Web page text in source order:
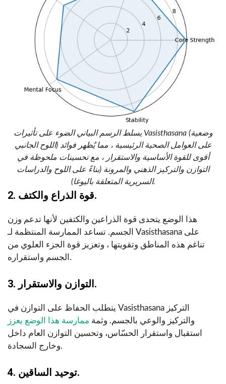
يسلط الرسم البياني الضوء على تأثيرات Vasisthasana (وضعية
اللوح الجانبي) على العوامل الصحية الرئيسية ، مما يُظهر فوائد
أقوى للقوة الأساسية والاستقرار ، مع تحسينات ملحوظة في
التوازن والتركيز الذهني والمرونة (بناءً على اللوح والدراسات
السريرية المتعلقة باليوغا).
2. قوة الذراع والكتف.
هذا الوضع يتحدى قوة الذراعين والكتفين لأنها تدعم وزن
الجسم. تساعد الممارسة المنتظمة لـ Vasisthasana على
تناغم هذه المناطق وتقويتها ، وتعزيز قوة الجزء العلوي من
الجسم واستقراره.
3. التوازن والاستقرار.
يتطلب الحفاظ على التوازن في Vasisthasana التركيز
والتركيز والوعي بالجسم. وثمة ممارسة هذا الوضع يعزز
استقبال واستقرار الحسّاس، وتحسين التوازن العام داخل
وخارج السجادة.
4. توحيد الساقين.